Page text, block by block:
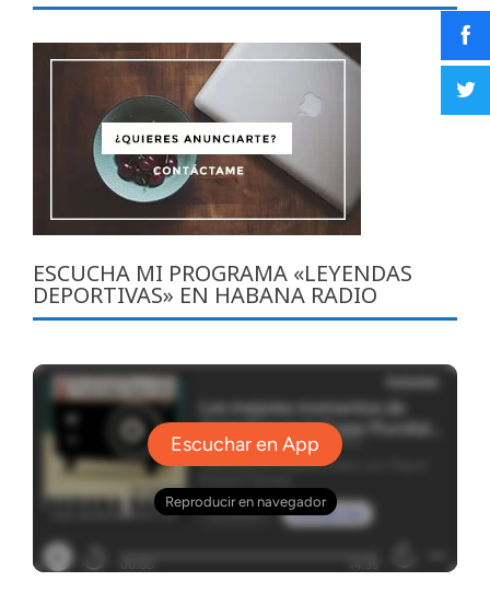
ESCUCHA MI PROGRAMA «LEYENDAS
DEPORTIVAS» EN HABANA RADIO